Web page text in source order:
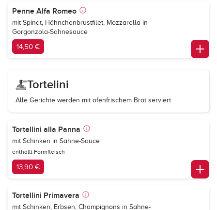
Penne Alfa Romeo
mit Spinat, Hähnchenbrustfilet, Mozzarella in
Gorgonzola-Sahnesauce
14,50 €
Tortelini
Alle Gerichte werden mit ofenfrischem Brot serviert
Tortellini alla Panna
mit Schinken in Sahne-Sauce
enthällt Formfleisch
13,90 €
Tortellini Primavera
mit Schinken, Erbsen, Champignons in Sahne-